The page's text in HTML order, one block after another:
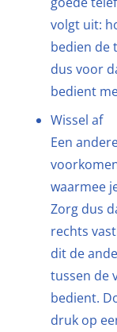
volgt uit:
bedien de
dus voor
bedient
Wissel af
Een
waarmee
Zorg dus
rechts
dit de
tussen de
bedient.
druk op